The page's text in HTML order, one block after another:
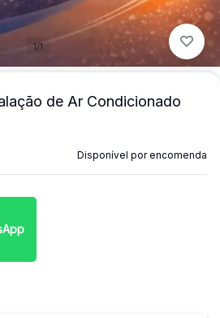
1/1
de Ar Condicionado
Disponível por encomenda